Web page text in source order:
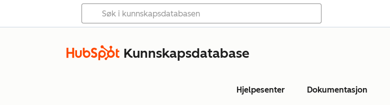
Kunnskapsdatabase
Hjelpesenter Dokumentasjon